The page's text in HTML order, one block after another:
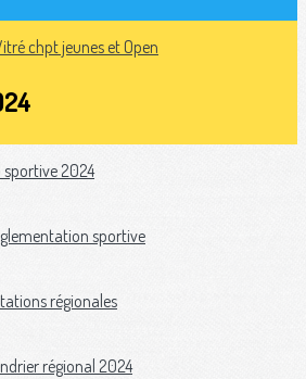
chpt jeunes et Open
sportive 2024
sportive
régionales
régional 2024